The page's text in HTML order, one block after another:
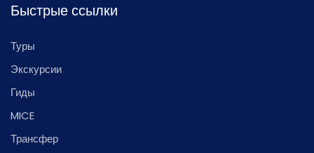
Быстрые ссылки
Туры
Экскурсии
Гиды
MICE
Трансфер